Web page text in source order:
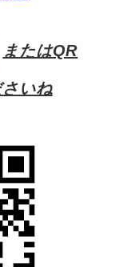
またはQR
いね